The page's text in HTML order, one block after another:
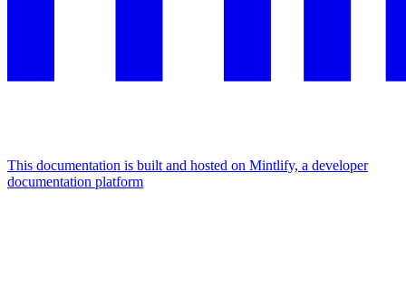
This documentation is built and hosted on Mintlify, a developer
documentation platform